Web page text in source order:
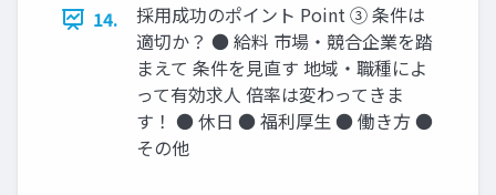
14.
採⽤成功のポイント Point ③ 条件は
適切か？ ● 給料 市場‧競合企業を踏
まえて 条件を⾒直す 地域‧職種によ
って有効求⼈ 倍率は変わってきま
す！ ● 休⽇ ● 福利厚⽣ ● 働き⽅ ●
その他